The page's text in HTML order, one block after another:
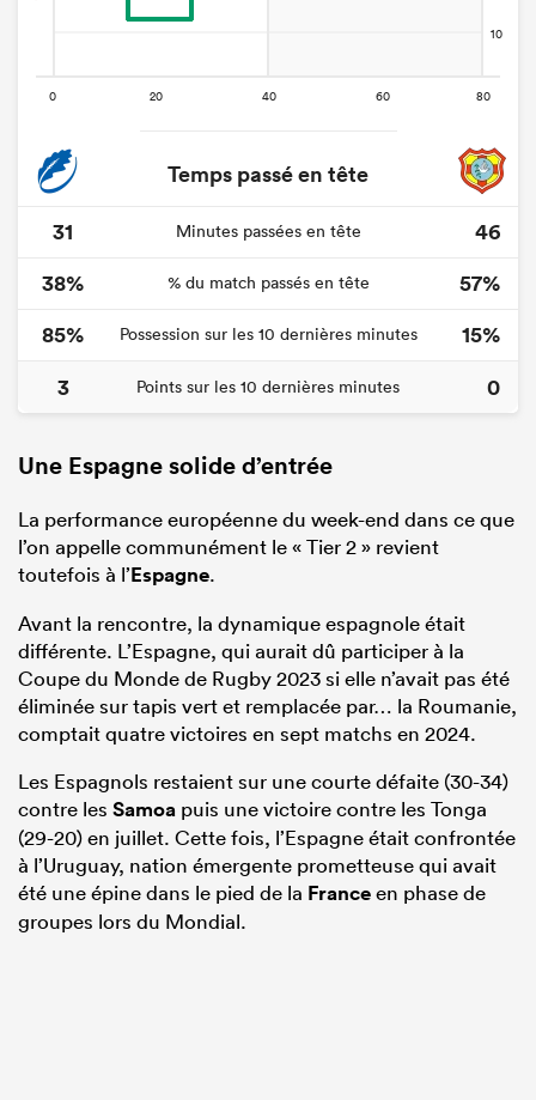
Temps passé en tête
31
Minutes passées en tête
46
38%
% du match passés en tête
57%
85%
Possession sur les 10 dernières minutes
15%
3
Points sur les 10 dernières minutes 0
Une Espagne solide d’entrée
La performance européenne du week-end dans ce que
l’on appelle communément le « Tier 2 » revient
toutefois à l’Espagne.
Avant la rencontre, la dynamique espagnole était
différente. L’Espagne, qui aurait dû participer à la
Coupe du Monde de Rugby 2023 si elle n’avait pas été
éliminée sur tapis vert et remplacée par… la Roumanie,
comptait quatre victoires en sept matchs en 2024.
Les Espagnols restaient sur une courte défaite (30-34)
contre les Samoa puis une victoire contre les Tonga
(29-20) en juillet. Cette fois, l’Espagne était confrontée
à l’Uruguay, nation émergente prometteuse qui avait
été une épine dans le pied de la Franceen phase de
groupes lors du Mondial.